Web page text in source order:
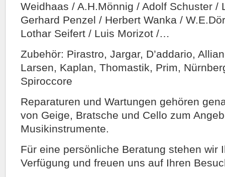
Weidhaas / A.H.Mönnig / Adolf Schuster /
Gerhard Penzel / Herbert Wanka /
Lothar Seifert / Luis Morizot /…
Zubehör: Pirastro, Jargar, D’addario,
Larsen, Kaplan, Thomastik, Prim,
Spiroccore
Reparaturen und Wartungen gehören
von Geige, Bratsche und Cello zum
Musikinstrumente.
Für eine persönliche Beratung stehen wir
Verfügung und freuen uns auf Ihren